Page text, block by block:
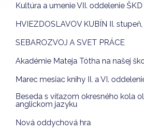
Kultúra a umenie VII. oddelenie ŠKD
HVIEZDOSLAVOV KUBÍN II. stupeň,
SEBAROZVOJ A SVET PRÁCE
Akadémie Mateja Tótha na našej
Marec mesiac knihy II. a VI.
Beseda s víťazom okresného kola
anglickom jazyku
Nová oddychová hra